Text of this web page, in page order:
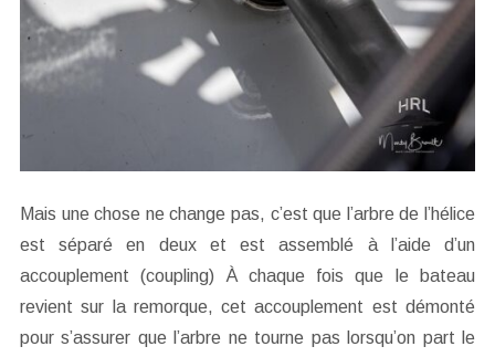
Mais une chose ne change pas, c’est que l’arbre de l’hélice
est séparé en deux et est assemblé à l’aide d’un
accouplement (coupling) À chaque fois que le bateau
revient sur la remorque, cet accouplement est démonté
pour s’assurer que l’arbre ne tourne pas lorsqu’on part le